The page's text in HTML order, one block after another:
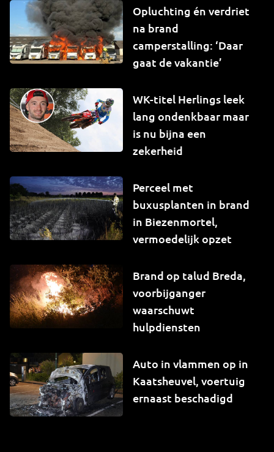
Opluchting én verdriet
na brand
camperstalling: ‘Daar
gaat de vakantie’
WK-titel Herlings leek
lang ondenkbaar maar
is nu bijna een
zekerheid
Perceel met
buxusplanten in brand
in Biezenmortel,
vermoedelijk opzet
Brand op talud Breda,
voorbijganger
waarschuwt
hulpdiensten
Auto in vlammen op in
Kaatsheuvel, voertuig
ernaast beschadigd